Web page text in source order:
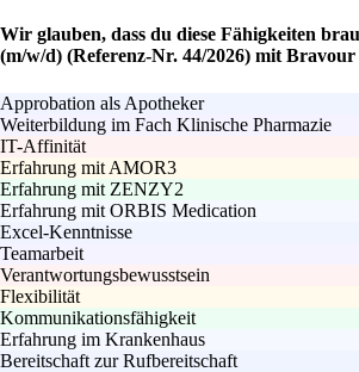
Wir glauben, dass du diese Fähigkeiten
(m/w/d) (Referenz-Nr. 44/2026) mit Bravour
Approbation als Apotheker
Weiterbildung im Fach Klinische Pharmazie
IT-Affinität
Erfahrung mit AMOR3
Erfahrung mit ZENZY2
Erfahrung mit ORBIS Medication
Excel-Kenntnisse
Teamarbeit
Verantwortungsbewusstsein
Flexibilität
Kommunikationsfähigkeit
Erfahrung im Krankenhaus
Bereitschaft zur Rufbereitschaft